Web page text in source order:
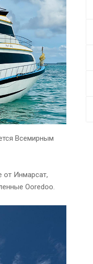
Всемирным
от Инмарсат,
Ooredoo.